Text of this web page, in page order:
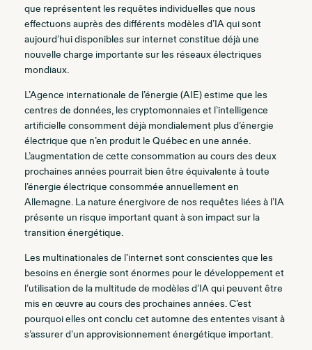
que représentent les requêtes individuelles que nous
effectuons auprès des différents modèles d’IA qui sont
aujourd’hui disponibles sur internet constitue déjà une
nouvelle charge importante sur les réseaux électriques
mondiaux.
L’Agence internationale de l’énergie (AIE) estime que les
centres de données, les cryptomonnaies et l’intelligence
artificielle consomment déjà mondialement plus d’énergie
électrique que n’en produit le Québec en une année.
L’augmentation de cette consommation au cours des deux
prochaines années pourrait bien être équivalente à toute
l’énergie électrique consommée annuellement en
Allemagne. La nature énergivore de nos requêtes liées à l’IA
présente un risque important quant à son impact sur la
transition énergétique.
Les multinationales de l’internet sont conscientes que les
besoins en énergie sont énormes pour le développement et
l’utilisation de la multitude de modèles d’IA qui peuvent être
mis en œuvre au cours des prochaines années. C’est
pourquoi elles ont conclu cet automne des ententes visant à
s’assurer d’un approvisionnement énergétique important.